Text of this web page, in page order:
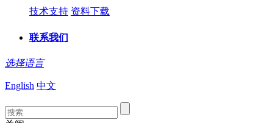
技术支持 资料下载
联系我们
选择语言
English 中文